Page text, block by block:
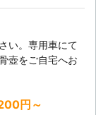
い。専用車にて
壺をご自宅へお
円～